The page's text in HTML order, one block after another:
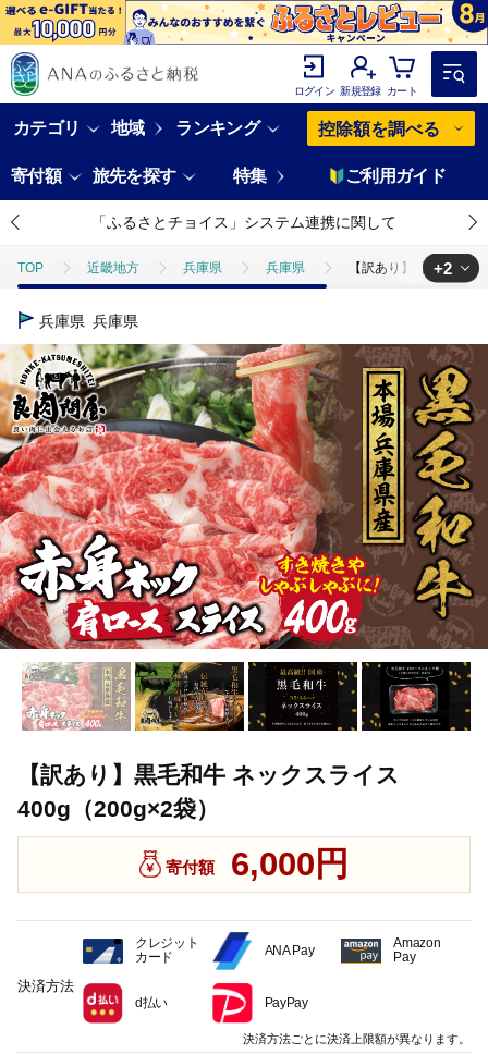
ログイン 新規登録 カート
カテゴリ 地域 ランキング 控除額を調べる
寄付額 旅先を探す 特集 ご利用ガイド
「ふるさとチョイス」システム連携に関して
TOP 近畿地方 兵庫県 兵庫県 【訳あり】黒毛和牛
TOP
TOP 肉 牛肉 【訳あり】黒毛和牛 ネックスライス 400g（
+2
兵庫県 兵庫県
【訳あり】黒毛和牛 ネックスライス
400g（200g×2袋）
寄付額 6,000円
決済方法
クレジット
カード
ANA Pay
Amazon
Pay
d払い PayPay
決済方法ごとに決済上限額が異なります。